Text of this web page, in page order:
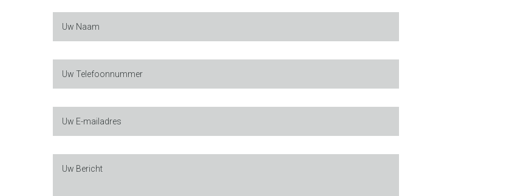
Uw Naam
Uw Telefoonnummer
Uw E-mailadres
Uw Bericht